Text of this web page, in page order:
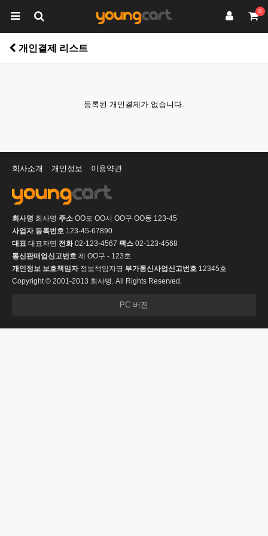
0
개인결제 리스트
등록된 개인결제가 없습니다.
회사소개 개인정보 이용약관
회사명 회사명 주소 OO도 OO시 OO구 OO동 123-45
사업자 등록번호 123-45-67890
대표 대표자명 전화02-123-4567 팩스 02-123-4568
통신판매업신고번호 제 OO구 - 123호
개인정보 보호책임자정보책임자명 부가통신사업신고번호 12345호
Copyright © 2001-2013 회사명. All Rights Reserved.
PC 버전